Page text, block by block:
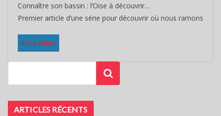
Connaître son bassin : l’Oise à découvrir…
Premier article d’une série pour découvrir où nous ramons
Read More
Rechercher
ARTICLES RÉCENTS